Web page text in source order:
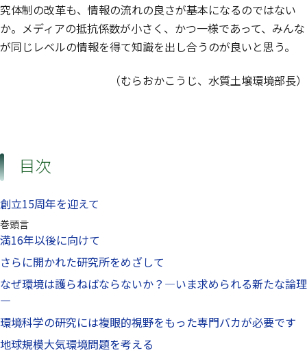
究体制の改革も、情報の流れの良さが基本になるのではない
か。メディアの抵抗係数が小さく、かつ一様であって、みんな
が同じレベルの情報を得て知識を出し合うのが良いと思う。
（むらおかこうじ、水質土壌環境部長）
目次
創立15周年を迎えて
巻頭言
満16年以後に向けて
さらに開かれた研究所をめざして
なぜ環境は護らねばならないか？—いま求められる新たな論理
—
環境科学の研究には複眼的視野をもった専門バカが必要です
地球規模大気環境問題を考える